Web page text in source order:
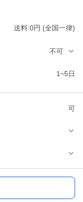
送料:0円 (全国一律)
不可
1~5日
可